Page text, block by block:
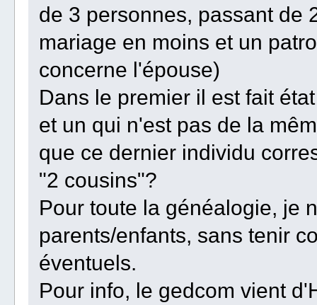
de 3 personnes, passant de
mariage en moins et un
concerne l'épouse)
Dans le premier il est fait
et un qui n'est pas de la
que ce dernier individu
"2 cousins"?
Pour toute la généalogie, je
parents/enfants, sans tenir
éventuels.
Pour info, le gedcom vient